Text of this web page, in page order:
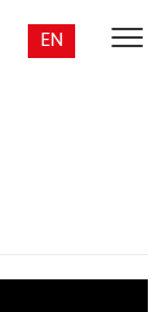
EN